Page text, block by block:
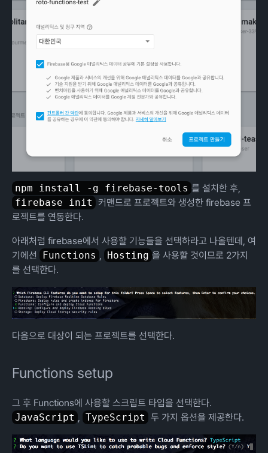
npm install -g firebase-tools 를 설치한 후,
firebase init 커맨드로 프로젝트와 생성한 firebase 프
로젝트를 연동한다.
아래처럼 firebase에서 사용할 기능들을 선택하라고 나올텐데, 여
기에선
Functions , Hosting 을 사용할 것이므로 2가지
를 선택한다.
다음으로 대상이 되는 프로젝트를 선택한다.
Functions setup
그 후 Functions에 사용할 스크립트 타입을 선택한다.
JavaScript , TypeScript 두 가지 옵션을 제공한다.